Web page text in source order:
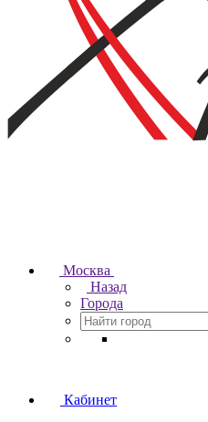
Москва
Назад
Города
Кабинет